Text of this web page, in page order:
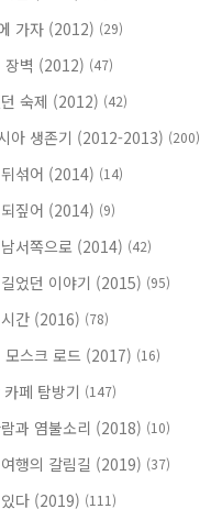
가자 (2012) (29)
장벽 (2012) (47)
숙제 (2012) (42)
아 생존기 (2012-2013) (200)
섞어 (2014) (14)
짚어 (2014) (9)
서쪽으로 (2014) (42)
었던 이야기 (2015) (95)
간 (2016) (78)
모스크 로드 (2017) (16)
페 탐방기 (147)
과 염불소리 (2018) (10)
행의 갈림길 (2019) (37)
다 (2019) (111)